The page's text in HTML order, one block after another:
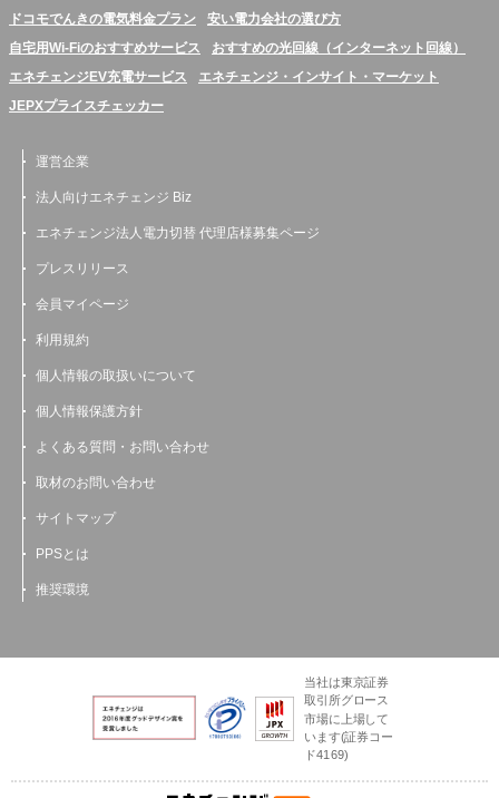
ドコモでんきの電気料金プラン
安い電力会社の選び方
自宅用Wi-Fiのおすすめサービス
おすすめの光回線（インターネット回線）
エネチェンジEV充電サービス
エネチェンジ・インサイト・マーケット
JEPXプライスチェッカー
運営企業
法人向けエネチェンジ Biz
エネチェンジ法人電力切替 代理店様募集ページ
プレスリリース
会員マイページ
利用規約
個人情報の取扱いについて
個人情報保護方針
よくある質問・お問い合わせ
取材のお問い合わせ
サイトマップ
PPSとは
推奨環境
当社は東京証券
取引所グロース
市場に上場して
います(証券コー
ド4169)